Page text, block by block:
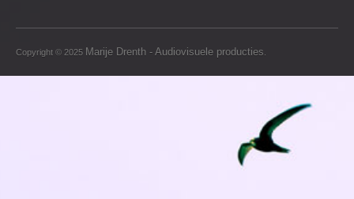
Copyright © 2025 Marije Drenth - Audiovisuele producties